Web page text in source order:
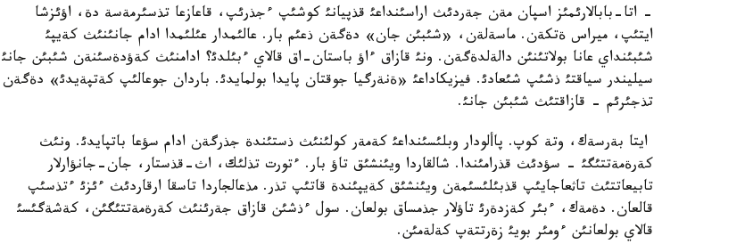
- اتا-بابالارئمئز اسپان مةن جةردئث اراسئنداعئ قذپيانئ كوشئپ ءجذرئپ، قاعازعا تذسئرمةسة دة، اؤئزشا
ايتئپ، ميراس ةتكةن. ماسةلةن، «شئبئن جان» دةگةن ذعئم بار. عالئمدار عئلئمدا ادام جانئنئث كةيپئ
شئبئنداي عانا بولاتئنئن دالةلدةگةن. ونئ قازاق ءاؤ باستان-اق قالاي ءبئلدئ؟ ادامنئث كةؤدةسئنةن شئبئن جانئ
سيليندر سياقتئ ذشئپ شئعادئ. فيزيكاداعئ «ةنةرگيا جوقتان پايدا بولمايدئ. باردان جوعالئپ كةتپةيدئ» دةگةن
تذجئرئم - قازاقتئث شئبئن جانئ.
ايتا بةرسةك، وتة كوپ. پاألودار وبلئسئنداعئ كةمةر كولئنئث ذستئندة جذرگةن ادام سؤعا باتپايدئ. ونئث
كةرةمةتتئگئ - سؤدئث قذرامئندا. شالقاردا ويئنشئق تاؤ بار. ءتورت تذلئك، اث-قذستار، جان-جانؤارلار
تابيعاتتئث تاثعاجايئپ قذبئلئسئمةن ويئنشئق كةيپئندة قاتئپ تذر. مذعالجاردا تاسقا ارقاردئث ءئزئ ءتذسئپ
قالعان. دةمةك، ءبئر كةزدةرئ تاؤلار جذمساق بولعان. سول ءذشئن قازاق جةرئنئث كةرةمةتتئگئن، كةشةگئسئ
قالاي بولعانئن ءومئر بويئ زةرتتةپ كةلةمئن.